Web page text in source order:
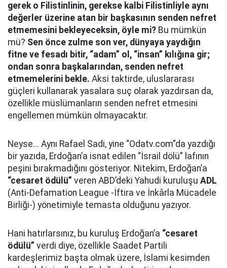
gerek o Filistinlinin, gerekse kalbi Filistinliyle aynı
değerler üzerine atan bir başkasının senden nefret
etmemesini bekleyeceksin, öyle mi? Bu mümkün
mü? Sen önce zulme son ver, dünyaya yaydığın
fitne ve fesadı bitir, “adam” ol, “insan” kılığına gir;
ondan sonra başkalarından, senden nefret
etmemelerini bekle. Aksi taktirde, uluslararası
güçleri kullanarak yasalara suç olarak yazdırsan da,
özellikle müslümanların senden nefret etmesini
engellemen mümkün olmayacaktır.
Neyse... Aynı Rafael Sadi, yine “Odatv.com”da yazdığı
bir yazıda, Erdoğan’a isnat edilen “İsrail dölü” lafının
peşini bırakmadığını gösteriyor. Nitekim, Erdoğan’a
“cesaret ödülü” veren ABD’deki Yahudi kuruluşu ADL
(Anti-Defamation League -İftira ve İnkârla Mücadele
Birliği-) yönetimiyle temasta olduğunu yazıyor.
Hani hatırlarsınız, bu kuruluş Erdoğan’a “cesaret
ödülü” verdi diye, özellikle Saadet Partili
kardeşlerimiz başta olmak üzere, İslami kesimden